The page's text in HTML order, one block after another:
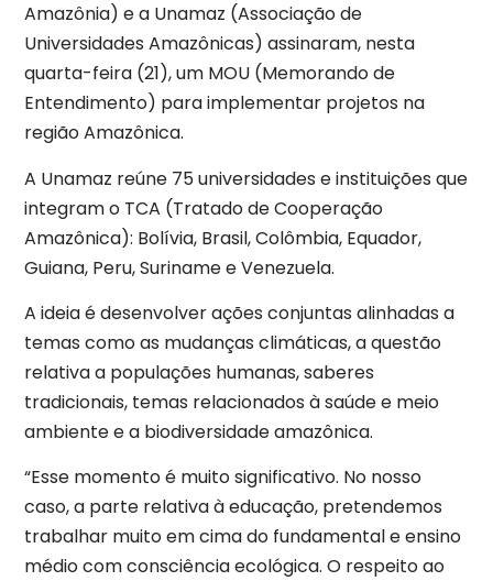
Amazônia) e a Unamaz (Associação de
Universidades Amazônicas) assinaram, nesta
quarta-feira (21), um MOU (Memorando de
Entendimento) para implementar projetos na
região Amazônica.
A Unamaz reúne 75 universidades e instituições que
integram o TCA (Tratado de Cooperação
Amazônica): Bolívia, Brasil, Colômbia, Equador,
Guiana, Peru, Suriname e Venezuela.
A ideia é desenvolver ações conjuntas alinhadas a
temas como as mudanças climáticas, a questão
relativa a populações humanas, saberes
tradicionais, temas relacionados à saúde e meio
ambiente e a biodiversidade amazônica.
“Esse momento é muito significativo. No nosso
caso, a parte relativa à educação, pretendemos
trabalhar muito em cima do fundamental e ensino
médio com consciência ecológica. O respeito ao